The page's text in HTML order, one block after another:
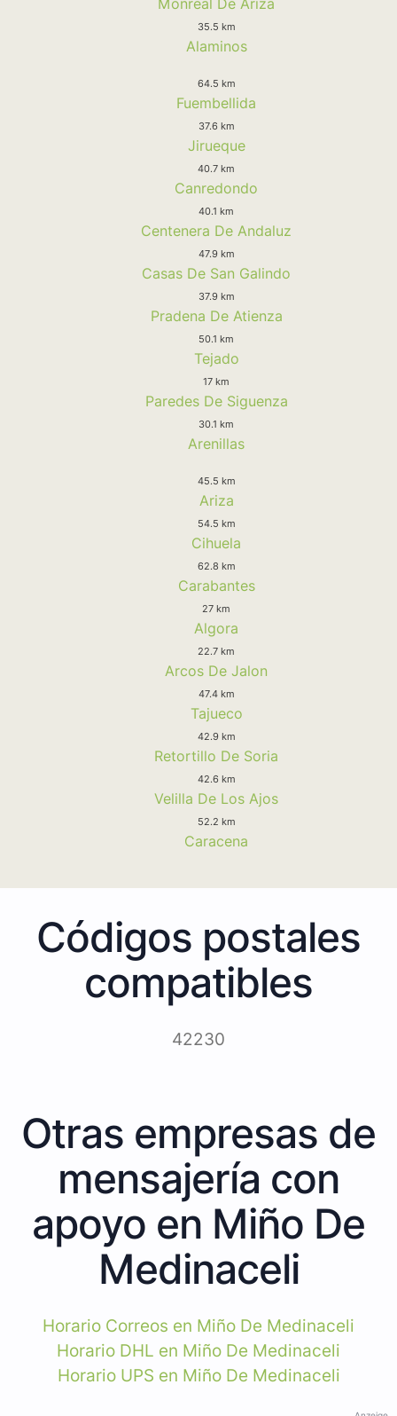
35.5 km
Alaminos
64.5 km
Fuembellida
37.6 km
Jirueque
40.7 km
Canredondo
40.1 km
Centenera De Andaluz
47.9 km
Casas De San Galindo
37.9 km
Pradena De Atienza
50.1 km
Tejado
17 km
Paredes De Siguenza
30.1 km
Arenillas
45.5 km
Ariza
54.5 km
Cihuela
62.8 km
Carabantes
27 km
Algora
22.7 km
Arcos De Jalon
47.4 km
Tajueco
42.9 km
Retortillo De Soria
42.6 km
Velilla De Los Ajos
52.2 km
Caracena
Códigos postales
compatibles
42230
Otras empresas de
mensajería con
apoyo en Miño De
Medinaceli
Horario Correos en Miño De Medinaceli
Horario DHL en Miño De Medinaceli
Horario UPS en Miño De Medinaceli